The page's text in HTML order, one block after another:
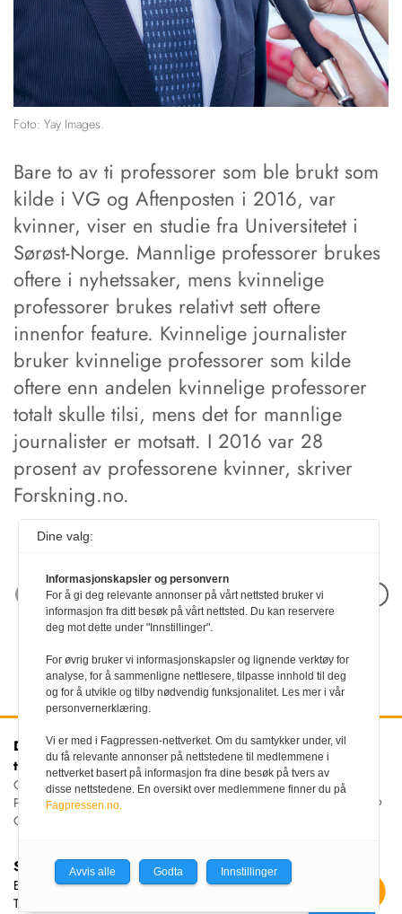
Foto: Yay Images.
Bare to av ti professorer som ble brukt som
kilde i VG og Aftenposten i 2016, var
kvinner, viser en studie fra Universitetet i
Sørøst-Norge. Mannlige professorer brukes
oftere i nyhetssaker, mens kvinnelige
professorer brukes relativt sett oftere
innenfor feature. Kvinnelige journalister
bruker kvinnelige professorer som kilde
oftere enn andelen kvinnelige professorer
totalt skulle tilsi, mens det for mannlige
journalister er motsatt. I 2016 var 28
prosent av professorene kvinner, skriver
Forskning.no.
Neste artikkel
Den norske
tannlegeforenings Tidende
Christiania Torv 5, 0158 Oslo
Postboks 2073 Vika, 0125
OSLO
Kontakt oss
Tlf:22 54 74 00
E-post:
tidende@tannlegeforeningen.no
Sjefredaktør
Ellen Beate Dyvi
Tidende redigeres etter
Dine valg:
Informasjonskapsler og personvern
For å gi deg relevante annonser på vårt nettsted bruker vi
informasjon fra ditt besøk på vårt nettsted. Du kan reservere
deg mot dette under "Innstillinger".
For øvrig bruker vi informasjonskapsler og lignende verktøy for
analyse, for å sammenligne nettlesere, tilpasse innhold til deg
og for å utvikle og tilby nødvendig funksjonalitet. Les mer i vår
personvernerklæring.
Vi er med i Fagpressen-nettverket. Om du samtykker under, vil
du få relevante annonser på nettstedene til medlemmene i
nettverket basert på informasjon fra dine besøk på tvers av
disse nettstedene. En oversikt over medlemmene finner du på
Fagpressen.no.
Avvis alle Godta Innstillinger